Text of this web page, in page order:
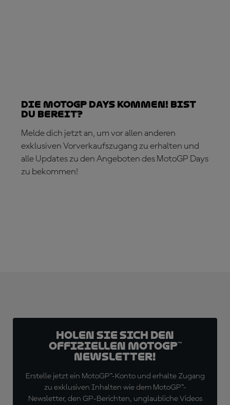
Die MotoGP Days kommen! Bist
du bereit?
Melde dich jetzt an, um vor allen anderen
exklusiven Vorverkaufszugang zu erhalten und
alle Updates zu den Angeboten des MotoGP Days
zu bekommen!
Holen Sie sich den
offiziellen MotoGP™
Newsletter!
Erstelle jetzt ein MotoGP™-Konto und erhalte Zugang
zu exklusiven Inhalten wie dem MotoGP™-
Newsletter, den GP-Berichten, unglaubliche Videos